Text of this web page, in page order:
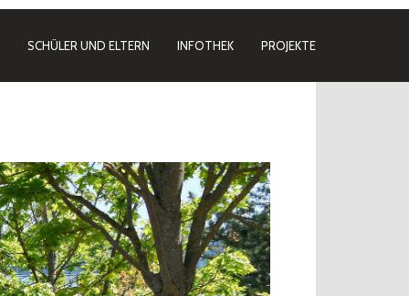
SCHÜLER UND ELTERN INFOTHEK PROJEKTE